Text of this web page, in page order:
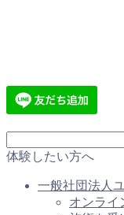
体験したい方へ
一般社団法人
オンライ